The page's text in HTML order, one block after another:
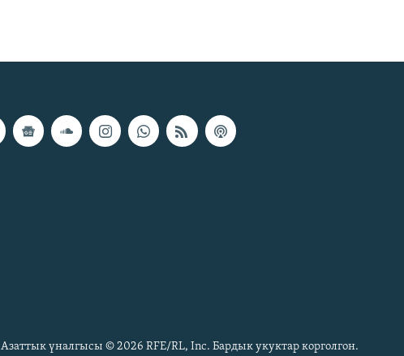
Азаттык үналгысы © 2026 RFE/RL, Inc. Бардык укуктар корголгон.